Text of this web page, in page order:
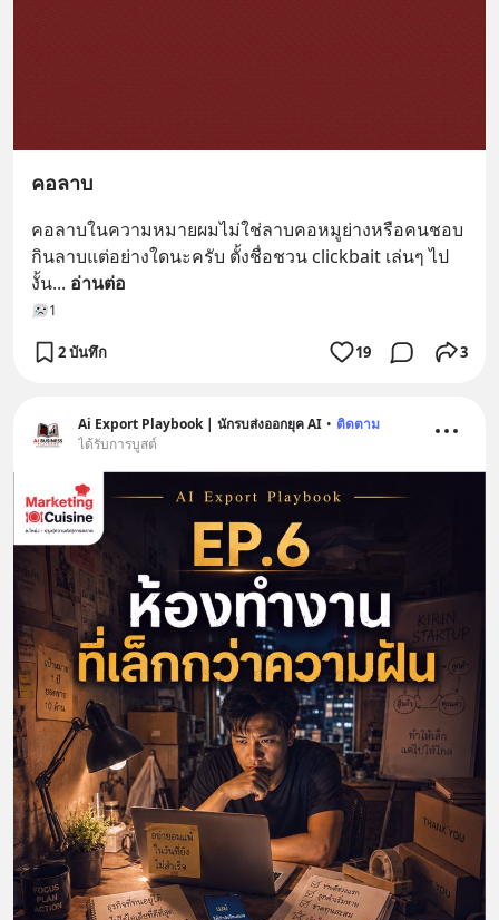
คอลาบ
คอลาบในความหมายผมไม่ใช่ลาบคอหมูย่างหรือคนชอบ
กินลาบแต่อย่างใดนะครับ ตั้งชื่อชวน clickbait เล่นๆ ไป
งั้น... อ่านต่อ
1
2 บันทึก 19 3
Ai Export Playbook | นักรบส่งออกยุค AI • ติดตาม
ได้รับการบูสต์